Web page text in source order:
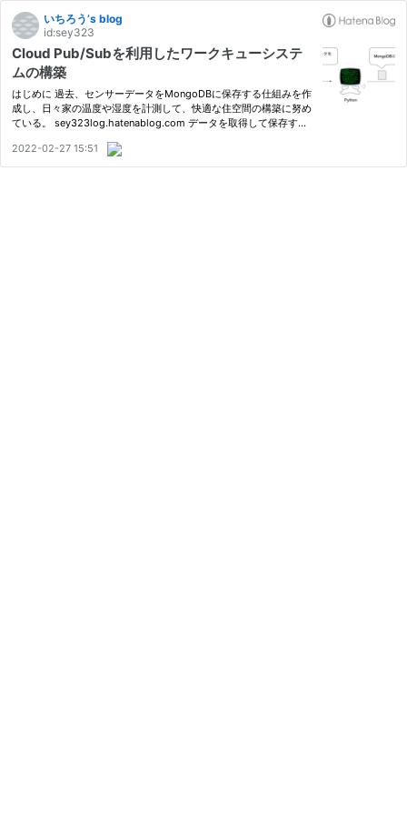
いちろう’s blog
id:sey323
Cloud Pub/Subを利用したワークキューシステ
ムの構築
はじめに 過去、センサーデータをMongoDBに保存する仕組みを作
成し、日々家の温度や湿度を計測して、快適な住空間の構築に努め
ている。 sey323log.hatenablog.com データを取得して保存する
ンサーデータを保存する処理が失敗するため、MongoDBが落ちて
いる間の…
2022-02-27 15:51